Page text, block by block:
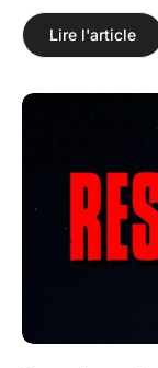
Lire l'article